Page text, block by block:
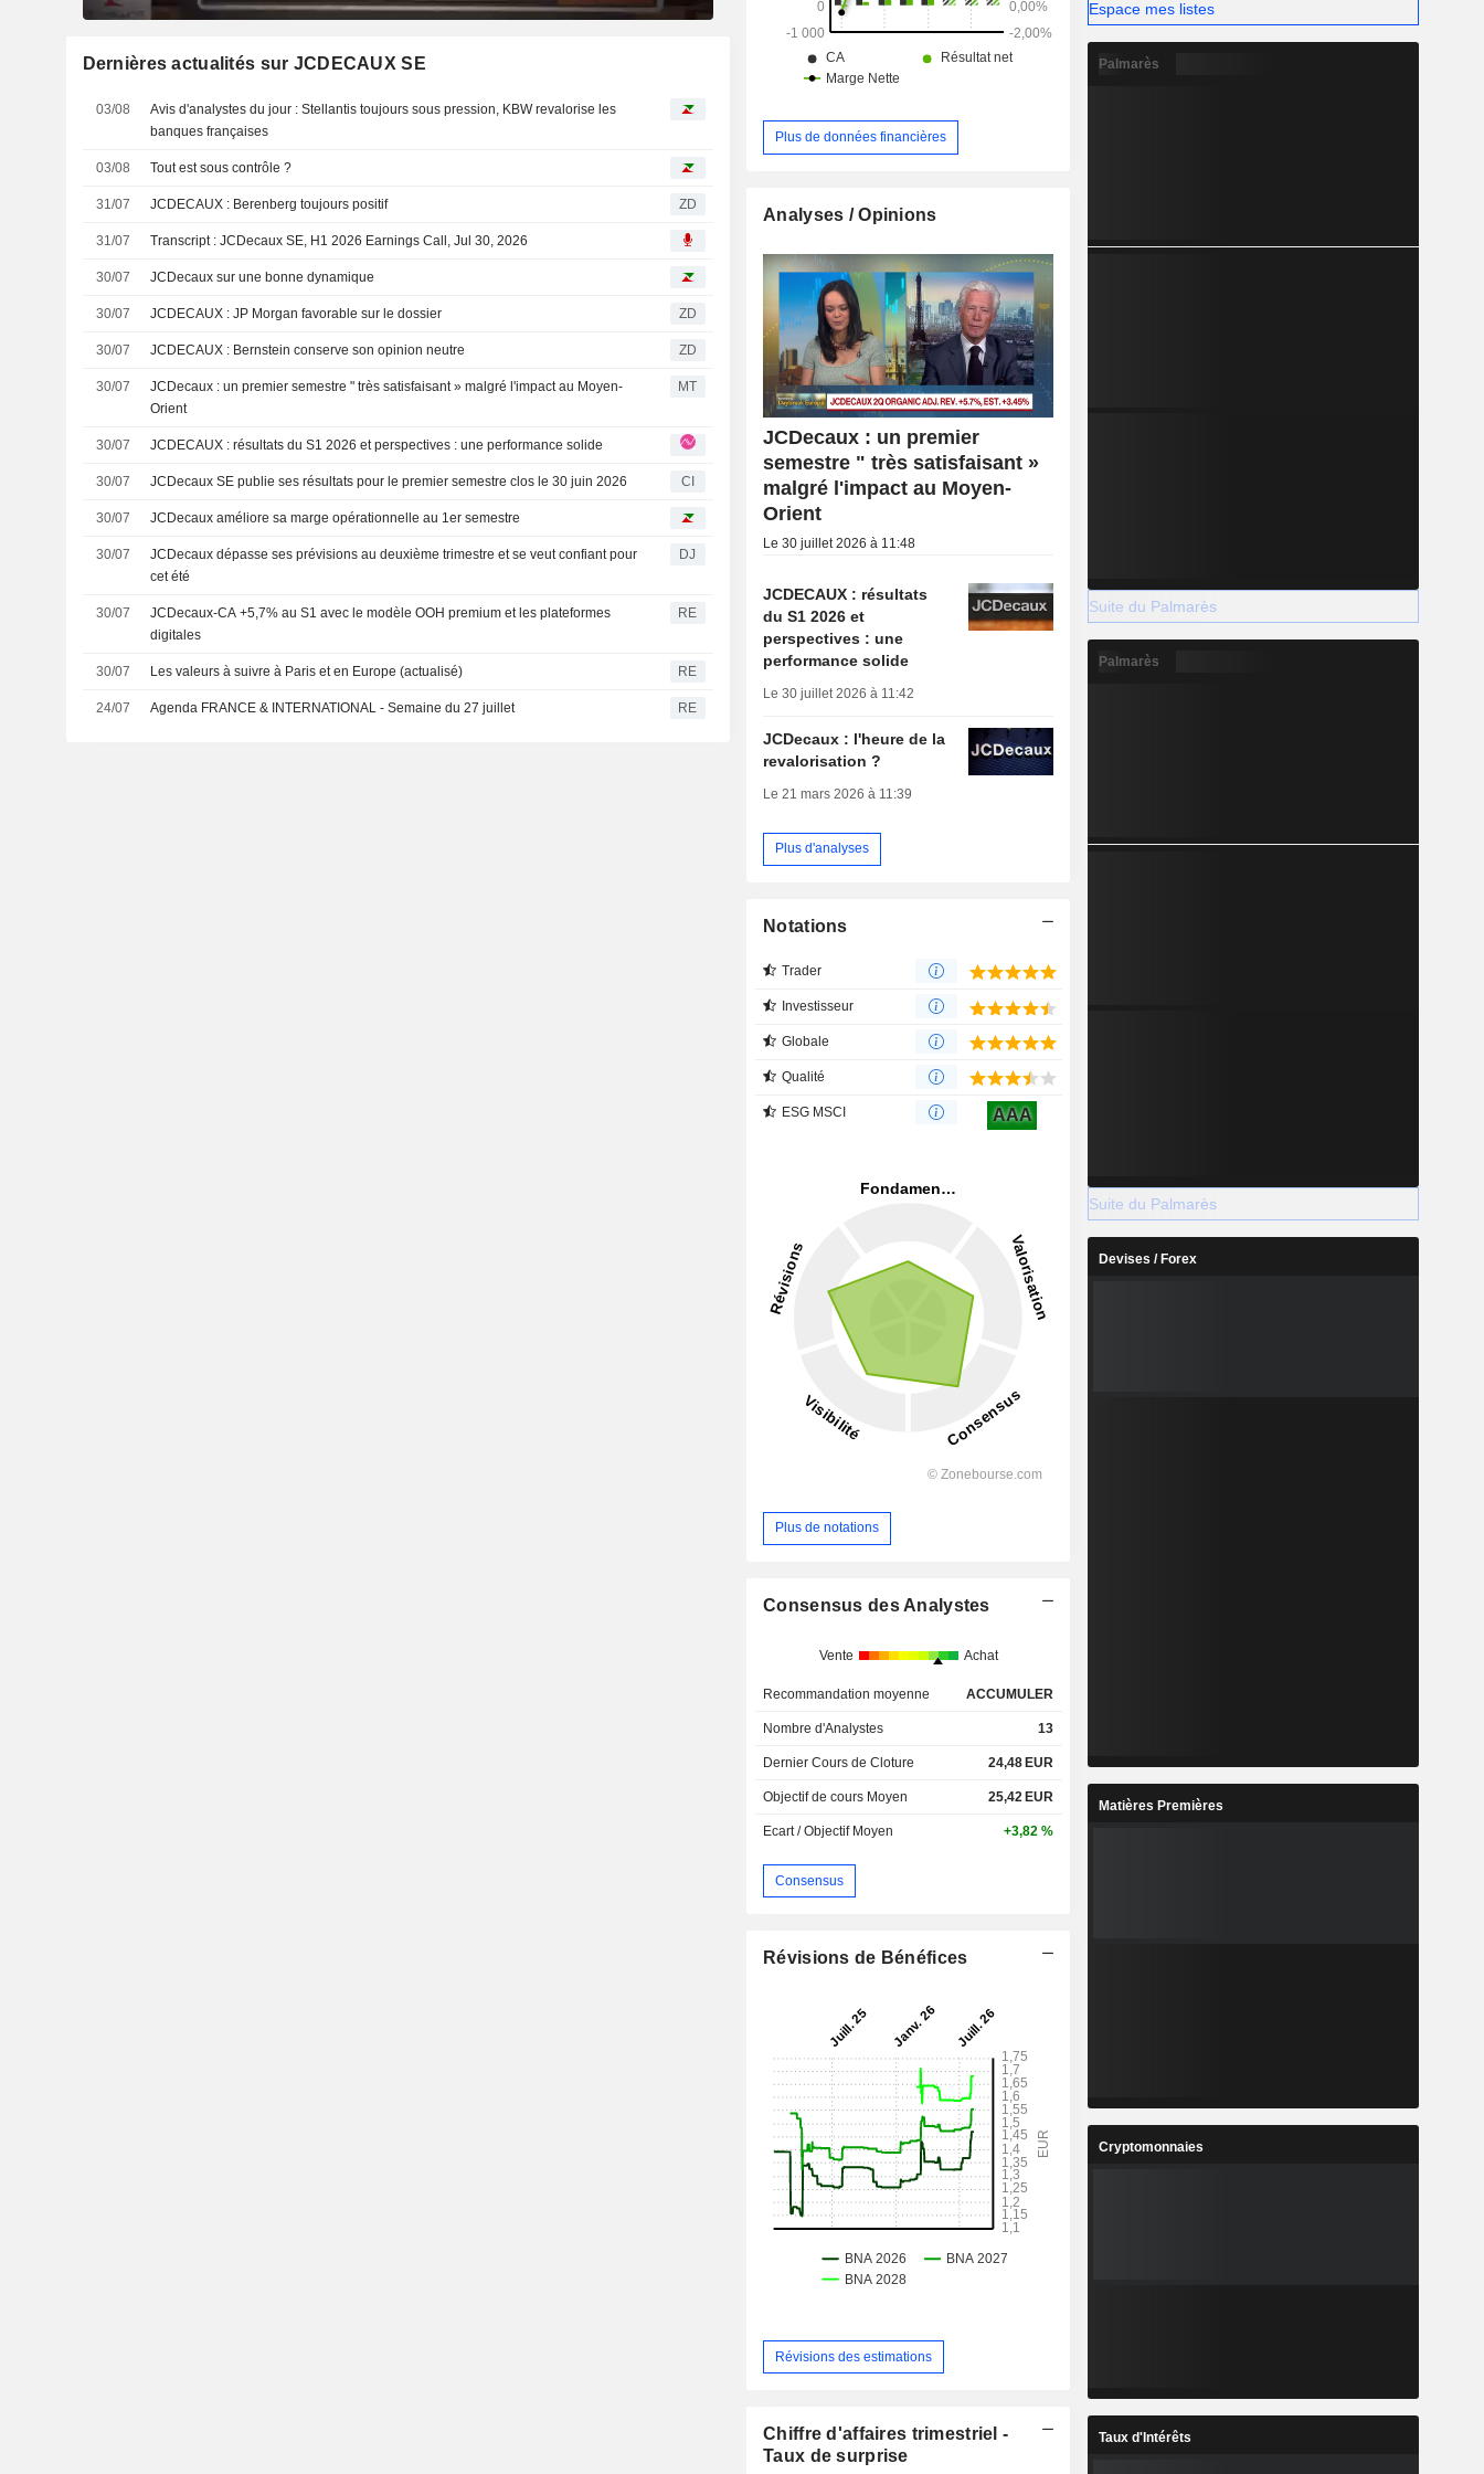
Dernières actualités sur JCDECAUX SE
03/08
Avis d'analystes du jour : Stellantis toujours sous pression, KBW revalorise les
banques françaises
03/08 Tout est sous contrôle ?
31/07 JCDECAUX : Berenberg toujours positif ZD
31/07 Transcript : JCDecaux SE, H1 2026 Earnings Call, Jul 30, 2026
30/07 JCDecaux sur une bonne dynamique
30/07 JCDECAUX : JP Morgan favorable sur le dossier ZD
30/07 JCDECAUX : Bernstein conserve son opinion neutre ZD
30/07
JCDecaux : un premier semestre " très satisfaisant » malgré l'impact au Moyen-
Orient
MT
30/07 JCDECAUX : résultats du S1 2026 et perspectives : une performance solide
30/07 JCDecaux SE publie ses résultats pour le premier semestre clos le 30 juin 2026 CI
30/07 JCDecaux améliore sa marge opérationnelle au 1er semestre
30/07
JCDecaux dépasse ses prévisions au deuxième trimestre et se veut confiant pour
cet été
DJ
30/07
JCDecaux-CA +5,7% au S1 avec le modèle OOH premium et les plateformes
digitales
RE
30/07 Les valeurs à suivre à Paris et en Europe (actualisé) RE
24/07 Agenda FRANCE & INTERNATIONAL - Semaine du 27 juillet RE
Plus de données financières
Analyses / Opinions
JCDecaux : un premier
semestre " très satisfaisant »
malgré l'impact au Moyen-
Orient
Le 30 juillet 2026 à 11:48
JCDECAUX : résultats
du S1 2026 et
perspectives : une
performance solide
Le 30 juillet 2026 à 11:42
JCDecaux : l'heure de la
revalorisation ?
Le 21 mars 2026 à 11:39
Plus d'analyses
Notations
Trader
Investisseur
Globale
Qualité
ESG MSCI AAA
Plus de notations
Consensus des Analystes
Vente Achat
Recommandation moyenne ACCUMULER
Nombre d'Analystes 13
Dernier Cours de Cloture 24,48 EUR
Objectif de cours Moyen 25,42 EUR
Ecart / Objectif Moyen +3,82 %
Consensus
Révisions de Bénéfices
Révisions des estimations
Chiffre d'affaires trimestriel -
Taux de surprise
Espace mes listes
Palmarès
Suite du Palmarès
Palmarès
Suite du Palmarès
Devises / Forex
Matières Premières
Cryptomonnaies
Taux d'Intérêts